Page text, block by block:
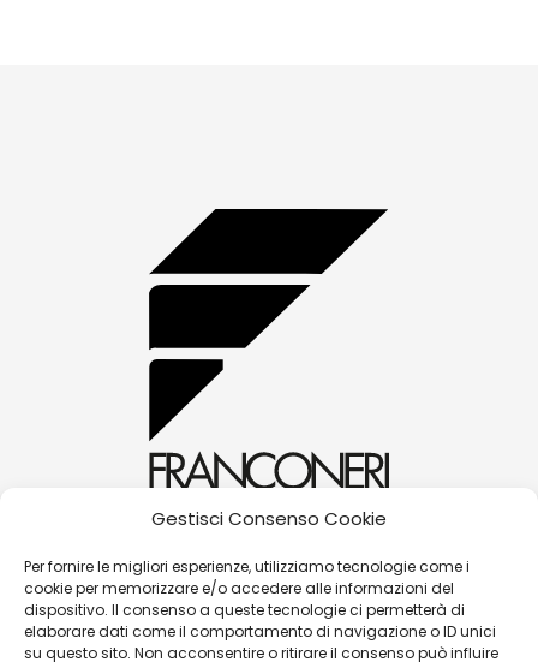
Gestisci Consenso Cookie
Per fornire le migliori esperienze, utilizziamo tecnologie come i
cookie per memorizzare e/o accedere alle informazioni del
dispositivo. Il consenso a queste tecnologie ci permetterà di
elaborare dati come il comportamento di navigazione o ID unici
su questo sito. Non acconsentire o ritirare il consenso può influire
(+39) 0572 70087
Corso Matteotti, 31 - 51016 - Montecatini Terme